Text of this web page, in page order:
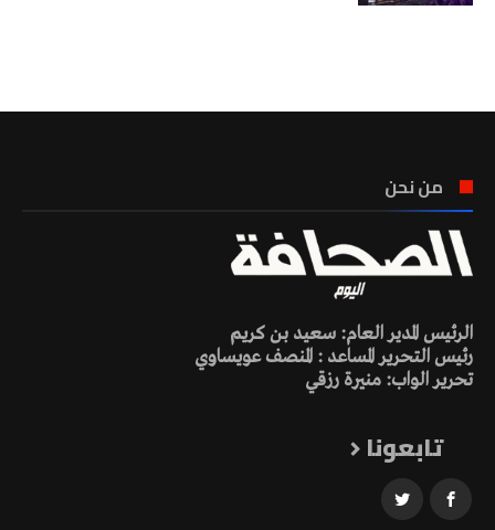
من نحن
الرئيس المدير العام: سعيد بن كريم
رئيس التحرير المساعد : المنصف عويساوي
تحرير الواب: منيرة رزقي
تابعونا